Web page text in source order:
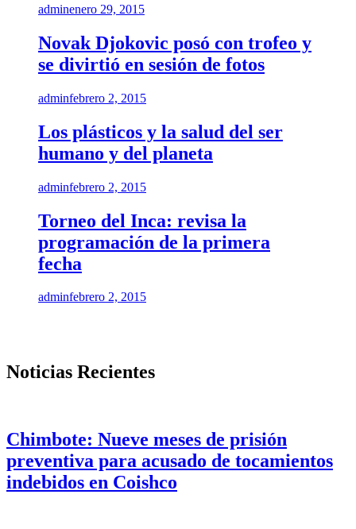
adminenero 29, 2015
Novak Djokovic posó con trofeo y
se divirtió en sesión de fotos
adminfebrero 2, 2015
Los plásticos y la salud del ser
humano y del planeta
adminfebrero 2, 2015
Torneo del Inca: revisa la
programación de la primera
fecha
adminfebrero 2, 2015
Noticias Recientes
Chimbote: Nueve meses de prisión
preventiva para acusado de tocamientos
indebidos en Coishco